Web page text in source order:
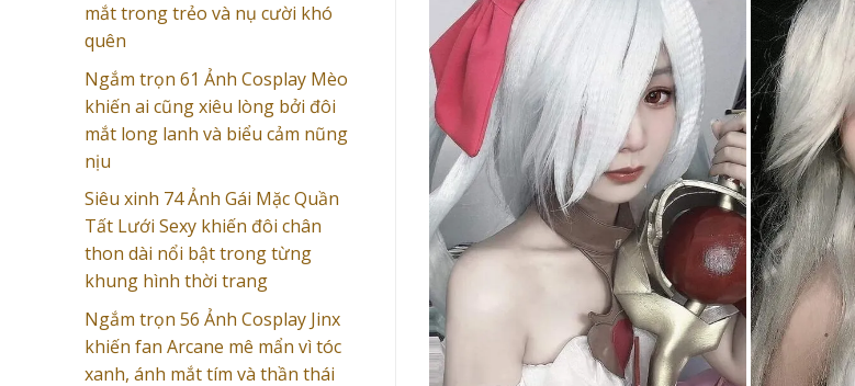
mắt trong trẻo và nụ cười khó
quên
Ngắm trọn 61 Ảnh Cosplay Mèo
khiến ai cũng xiêu lòng bởi đôi
mắt long lanh và biểu cảm nũng
nịu
Siêu xinh 74 Ảnh Gái Mặc Quần
Tất Lưới Sexy khiến đôi chân
thon dài nổi bật trong từng
khung hình thời trang
Ngắm trọn 56 Ảnh Cosplay Jinx
khiến fan Arcane mê mẩn vì tóc
xanh, ánh mắt tím và thần thái